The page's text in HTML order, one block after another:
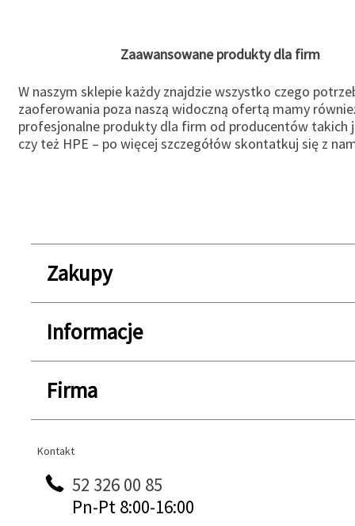
Zaawansowane produkty dla firm
W naszym sklepie każdy znajdzie wszystko czego
zaoferowania poza naszą widoczną ofertą mamy
profesjonalne produkty dla firm od producentów takich
czy też HPE – po więcej szczegółów skontatkuj się z
Zakupy
Informacje
Firma
Kontakt
Kontakt
52 326 00 85
Pn-Pt 8:00-16:00